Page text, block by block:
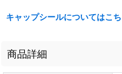
キャップシールについてはこち
商品詳細